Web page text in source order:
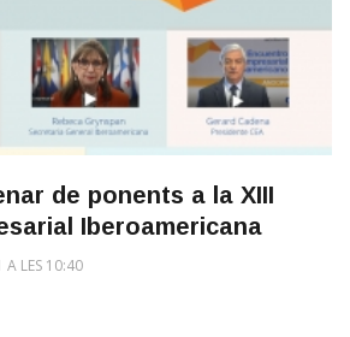
de ponents a la XIII
Iberoamericana
LES 10:40